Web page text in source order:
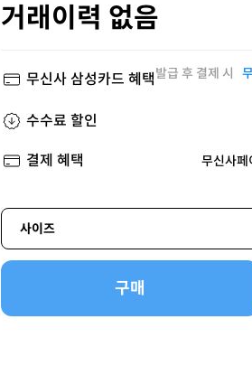
거래이력 없음
무신사 삼성카드 혜택발급 후 결제 시
수수료 할인
결제 혜택 무신사
사이즈
구매